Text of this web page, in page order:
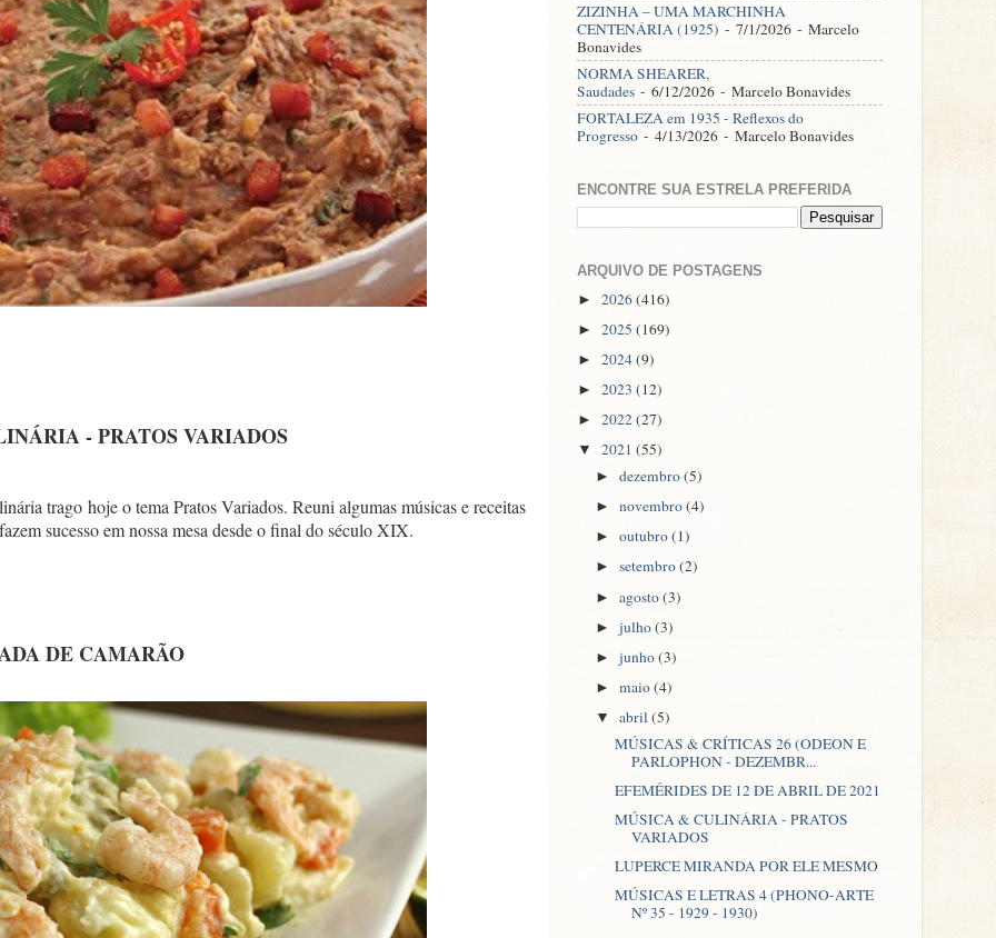
- PRATOS VARIADOS
trago hoje o tema Pratos Variados. Reuni algumas músicas e receitas
fazem sucesso em nossa mesa desde o final do século XIX.
DE CAMARÃO
ZIZINHA – UMA MARCHINHA
CENTENÁRIA (1925) - 7/1/2026 - Marcelo
Bonavides
NORMA SHEARER,
Saudades - 6/12/2026 - Marcelo Bonavides
FORTALEZA em 1935 - Reflexos do
Progresso - 4/13/2026 - Marcelo Bonavides
ENCONTRE SUA ESTRELA PREFERIDA
ARQUIVO DE POSTAGENS
► 2026(416)
► 2025 (169)
► 2024(9)
► 2023 (12)
► 2022(27)
▼ 2021 (55)
►dezembro(5)
►novembro(4)
►outubro(1)
►setembro(2)
►agosto(3)
►julho(3)
►junho(3)
►maio(4)
▼abril(5)
MÚSICAS & CRÍTICAS 26 (ODEON E
PARLOPHON - DEZEMBR...
EFEMÉRIDES DE 12 DE ABRIL DE 2021
MÚSICA & CULINÁRIA - PRATOS
VARIADOS
LUPERCE MIRANDA POR ELE MESMO
MÚSICAS E LETRAS 4 (PHONO-ARTE
Nº 35 - 1929 - 1930)